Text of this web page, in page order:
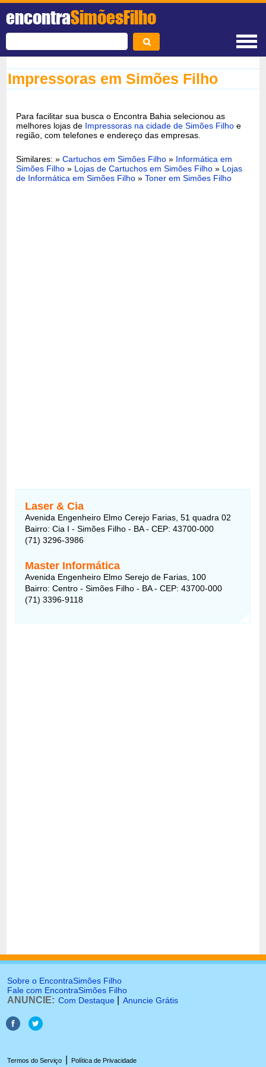
encontraSimõesFilho
Impressoras em Simões Filho
Para facilitar sua busca o Encontra Bahia selecionou as
melhores lojas de Impressoras na cidade de Simões Filho e
região, com telefones e endereço das empresas.
Similares: »Cartuchos em Simões Filho » Informática em
Simões Filho » Lojas de Cartuchos em Simões Filho » Lojas
de Informática em Simões Filho »Toner em Simões Filho
Laser & Cia
Avenida Engenheiro Elmo Cerejo Farias, 51 quadra 02
Bairro: Cia I - Simões Filho - BA - CEP: 43700-000
(71) 3296-3986
Master Informática
Avenida Engenheiro Elmo Serejo de Farias, 100
Bairro: Centro - Simões Filho - BA - CEP: 43700-000
(71) 3396-9118
Sobre o EncontraSimões Filho
Fale com EncontraSimões Filho
ANUNCIE: Com Destaque Anuncie Grátis
Termos do Serviço Política de Privacidade